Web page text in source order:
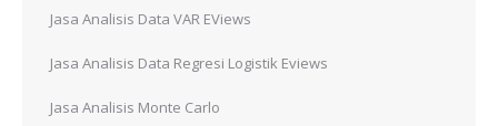
Jasa Analisis Data VAR EViews
Jasa Analisis Data Regresi Logistik Eviews
Jasa Analisis Monte Carlo